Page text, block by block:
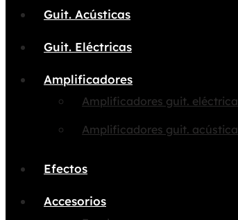
Guit. Acústicas
Guit. Eléctricas
Amplificadores
Amplificadores guit. eléctrica
Amplificadores guit. acústica
Efectos
Accesorios